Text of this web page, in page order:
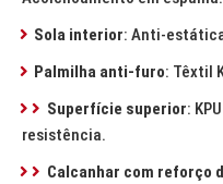
Sola interior: Anti-
Palmilha anti-furo: Têxtil
Superfície superior:
resistência.
Calcanhar com reforço